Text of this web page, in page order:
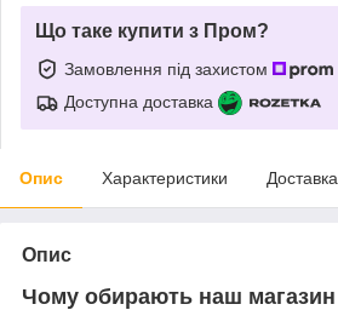
Що таке купити з Пром?
Замовлення під захистом
Доступна доставка
Опис Характеристики Доставка
Опис
Чому обирають наш магазин